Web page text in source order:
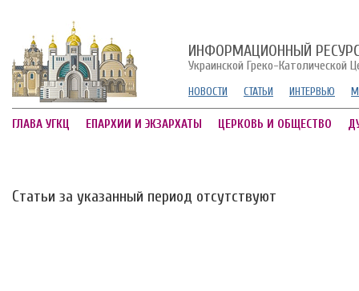
ИНФОРМАЦИОННЫЙ
Украинской Греко-Католической
НОВОСТИ СТАТЬИ ИНТЕРВЬЮ
ГЛАВА УГКЦ ЕПАРХИИ И ЭКЗАРХАТЫ ЦЕРКОВЬ И ОБЩЕСТВО
Статьи за указанный период отсутствуют